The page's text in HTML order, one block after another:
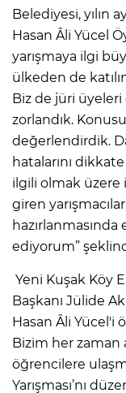
Belediyesi, yılın
Hasan Âli Yücel
yarışmaya ilgi
ülkeden de
Biz de jüri üyeleri
zorlandık.
değerlendirdik.
hatalarını
ilgili olmak üzere
giren
ediyorum”
Yeni Kuşak Köy
Başkanı Jülide
Hasan Âli Yücel'i
Bizim her zaman
öğrencilere
Yarışması’nı